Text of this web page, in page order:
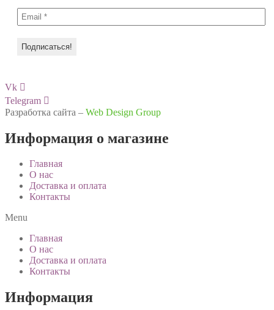
Vk
Telegram
Разработка сайта – Web Design Group
Информация о магазине
Главная
О нас
Доставка и оплата
Контакты
Menu
Главная
О нас
Доставка и оплата
Контакты
Информация